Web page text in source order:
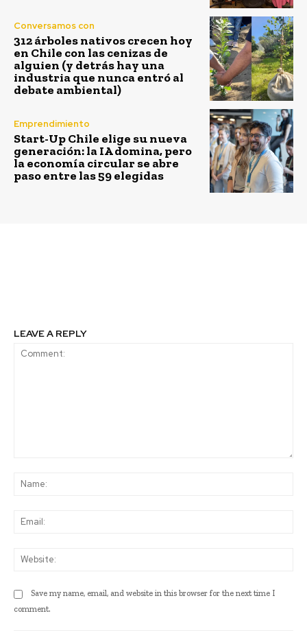
Conversamos con
312 árboles nativos crecen hoy
en Chile con las cenizas de
alguien (y detrás hay una
industria que nunca entró al
debate ambiental)
Emprendimiento
Start-Up Chile elige su nueva
generación: la IA domina, pero
la economía circular se abre
paso entre las 59 elegidas
LEAVE A REPLY
Save my name, email, and website in this browser for the next time I
comment.